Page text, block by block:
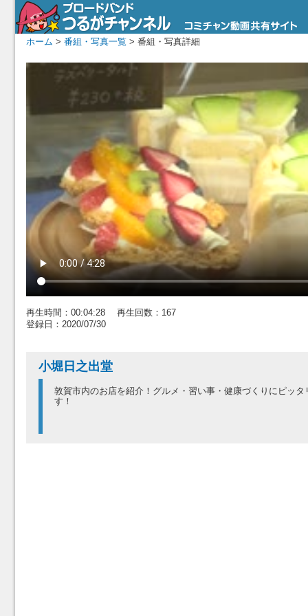
ホーム > 番組・写真一覧 > 番組・写真詳細
再生時間：00:04:28 再生回数：167
登録日：2020/07/30
小堀日之出堂
敦賀市内のお店を紹介！グルメ・習い事・健康づくりにピッ
す！